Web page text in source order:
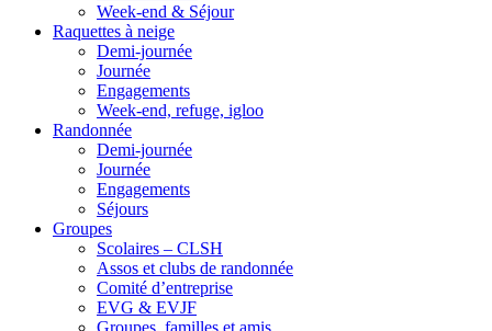
Week-end & Séjour
Raquettes à neige
Demi-journée
Journée
Engagements
Week-end, refuge, igloo
Randonnée
Demi-journée
Journée
Engagements
Séjours
Groupes
Scolaires – CLSH
Assos et clubs de randonnée
Comité d’entreprise
EVG & EVJF
Groupes, familles et amis